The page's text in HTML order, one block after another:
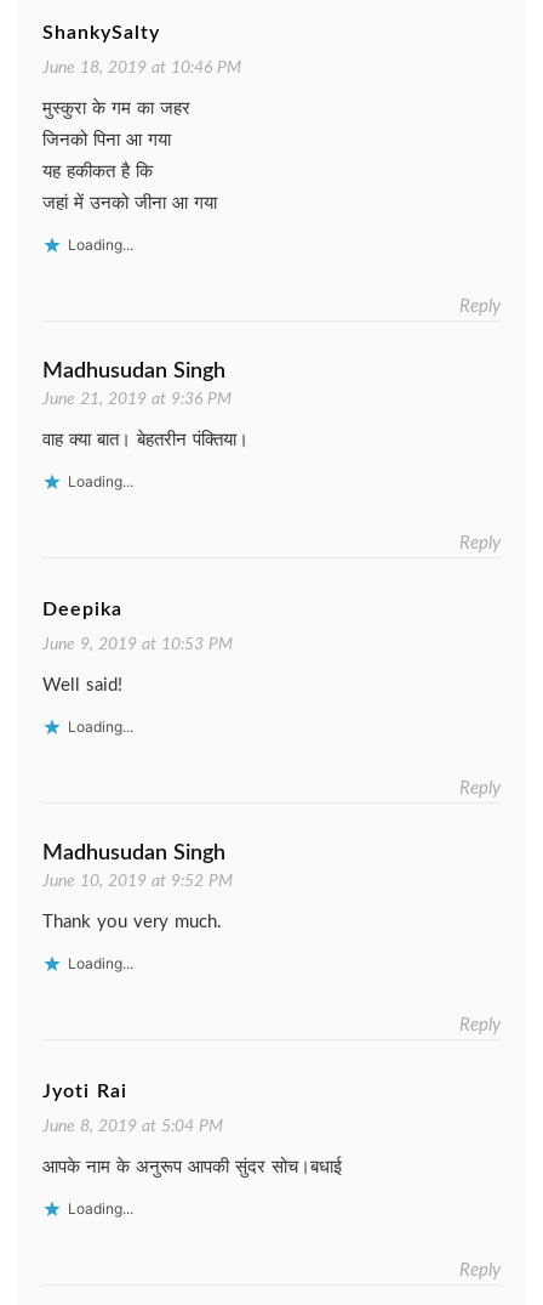
ShankySalty
June 18, 2019 at 10:46 PM
मुस्कुरा के गम का जहर
जिनको पिना आ गया
यह हकीकत है कि
जहां में उनको जीना आ गया
Loading...
Reply
Madhusudan Singh
June 21, 2019 at 9:36 PM
वाह क्या बात। बेहतरीन पंक्तिया।
Loading...
Reply
Deepika
June 9, 2019 at 10:53 PM
Well said!
Loading...
Reply
Madhusudan Singh
June 10, 2019 at 9:52 PM
Thank you very much.
Loading...
Reply
Jyoti Rai
June 8, 2019 at 5:04 PM
आपके नाम के अनुरूप आपकी सुंदर सोच।बधाई
Loading...
Reply